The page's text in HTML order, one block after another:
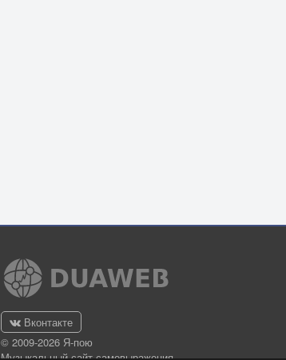
Вконтакте
© 2009-2026 Я-пою
Музыкальный сайт самовыражения